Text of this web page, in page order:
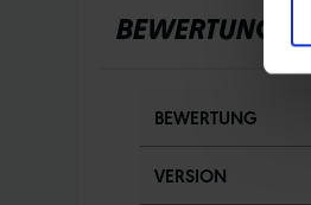
BEWERTUNGEN
BEWERTUNG
VERSION